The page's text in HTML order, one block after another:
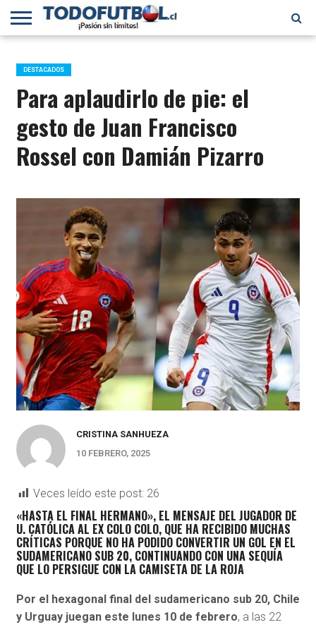
PRIMERA
B
SELECCIÓN
CHILENA
CHILENOS
EN EL
MUNDO
FÚTBOL
INTERNACIONAL
DESTACADOS
Para aplaudirlo de pie: el
gesto de Juan Francisco
Rossel con Damián Pizarro
CRISTINA SANHUEZA
10 FEBRERO, 2025
Veces leído este post: 26
«HASTA EL FINAL HERMANO», EL MENSAJE DEL JUGADOR DE
U. CATÓLICA AL EX COLO COLO, QUE HA RECIBIDO MUCHAS
CRÍTICAS PORQUE NO HA PODIDO CONVERTIR UN GOL EN EL
SUDAMERICANO SUB 20, CONTINUANDO CON UNA SEQUÍA
QUE LO PERSIGUE CON LA CAMISETA DE LA ROJA
Por el hexagonal final del sudamericano sub 20, Chile
y Urguay juegan este lunes 10 de febrero, a las 22